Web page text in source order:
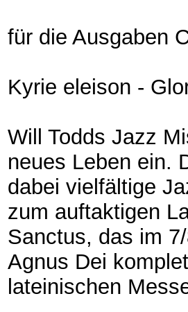
für die Ausgaben
Kyrie eleison -
Will Todds Jazz
neues Leben ein.
dabei vielfältige
zum auftaktigen
Sanctus, das im
Agnus Dei
lateinischen